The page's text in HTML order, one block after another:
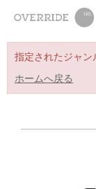
指定されたジャン
ホームへ戻る